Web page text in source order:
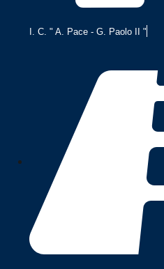
I. C. " A. Pace - G. Paolo II "